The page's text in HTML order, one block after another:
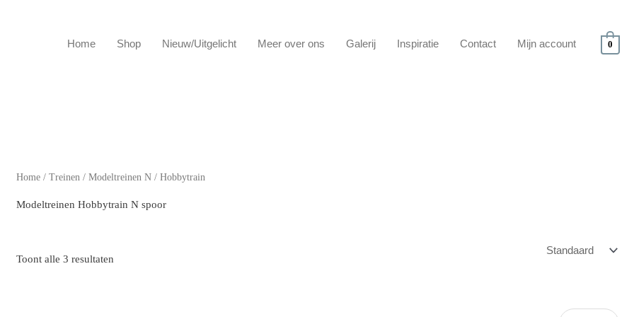
Home Shop Nieuw/Uitgelicht Meer over ons Galerij Inspiratie Contact Mijn account 0
Home /Treinen /Modeltreinen N / Hobbytrain
Modeltreinen Hobbytrain N spoor
Toont alle 3 resultaten